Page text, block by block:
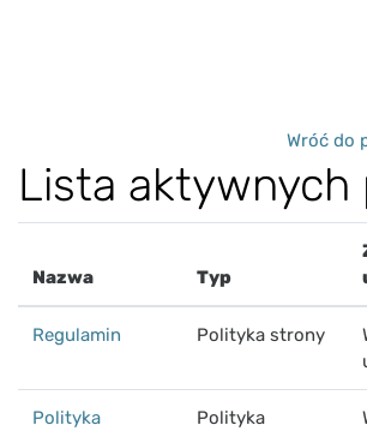
Wróć do
Lista aktywnych
Nazwa Typ
Regulamin Polityka strony
Polityka
Polityka